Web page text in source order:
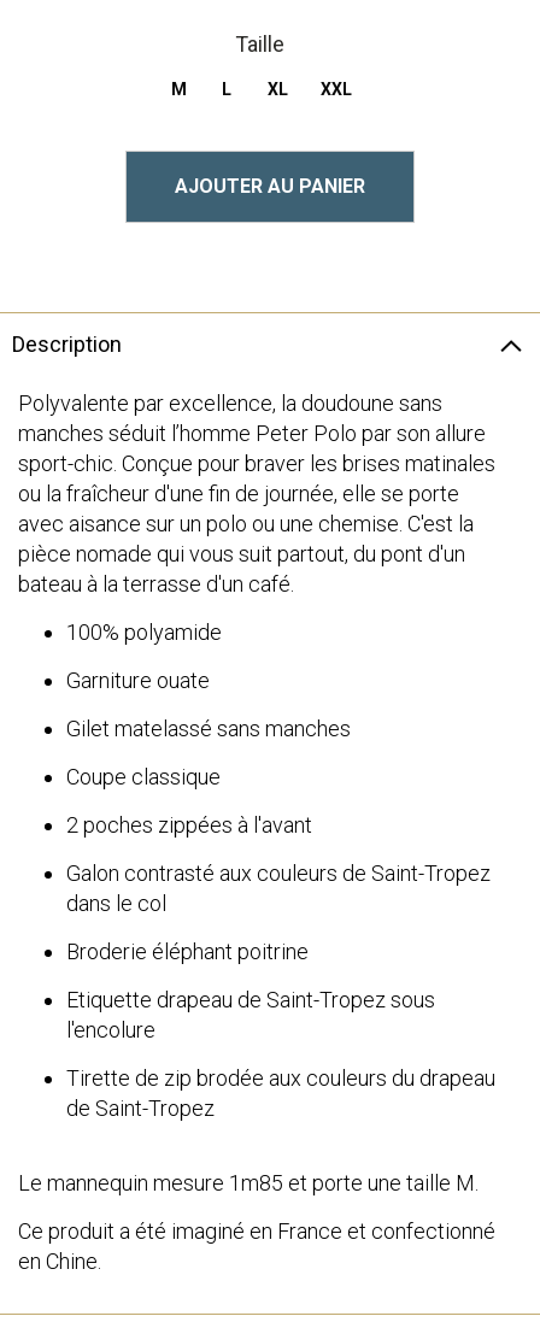
Taille
M L XL XXL
AJOUTER AU PANIER
Description
Polyvalente par excellence, la doudoune sans
manches séduit l’homme Peter Polo par son allure
sport-chic. Conçue pour braver les brises matinales
ou la fraîcheur d'une fin de journée, elle se porte
avec aisance sur un polo ou une chemise. C'est la
pièce nomade qui vous suit partout, du pont d'un
bateau à la terrasse d'un café.
100% polyamide
Garniture ouate
Gilet matelassé sans manches
Coupe classique
2 poches zippées à l'avant
Galon contrasté aux couleurs de Saint-Tropez
dans le col
Broderie éléphant poitrine
Etiquette drapeau de Saint-Tropez sous
l'encolure
Tirette de zip brodée aux couleurs du drapeau
de Saint-Tropez
Le mannequin mesure 1m85 et porte une taille M.
Ce produit a été imaginé en France et confectionné
en Chine.